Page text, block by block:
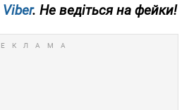
Viber. Не ведіться на фейки!